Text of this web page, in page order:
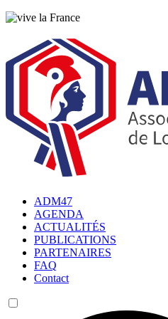
ADM47
AGENDA
ACTUALITÉS
PUBLICATIONS
PARTENAIRES
FAQ
Contact